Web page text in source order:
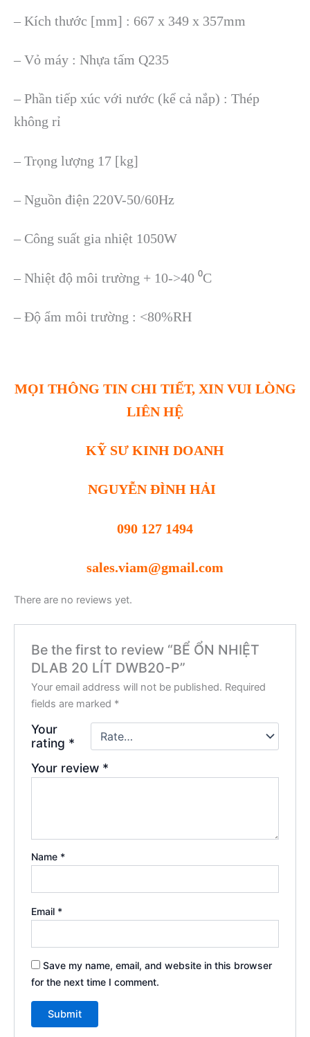
– Kích thước [mm] : 667 x 349 x 357mm
– Vỏ máy : Nhựa tấm Q235
– Phần tiếp xúc với nước (kể cả nắp) : Thép
không rỉ
– Trọng lượng 17 [kg]
– Nguồn điện 220V-50/60Hz
– Công suất gia nhiệt 1050W
– Nhiệt độ môi trường + 10->40 ⁰C
– Độ ẩm môi trường : <80%RH
MỌI THÔNG TIN CHI TIẾT, XIN VUI LÒNG
LIÊN HỆ
KỸ SƯ KINH DOANH
NGUYỄN ĐÌNH HẢI
090 127 1494
sales.viam@gmail.com
There are no reviews yet.
Be the first to review “BỂ ỔN NHIỆT
DLAB 20 LÍT DWB20-P”
Your email address will not be published. Required
fields are marked *
Your
rating *
Your review *
Name *
Email *
Save my name, email, and website in this browser
for the next time I comment.